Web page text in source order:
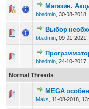
Магазин.
bbadmin 30-08-2018,
Выбор
bbadmin 09-01-2021,
bbadmin 24-10-2017,
Normal Threads
MEGA
Maks
11-08-2018,